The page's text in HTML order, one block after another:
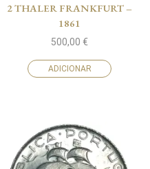
2 THALER FRANKFURT –
1861
500,00 €
ADICIONAR